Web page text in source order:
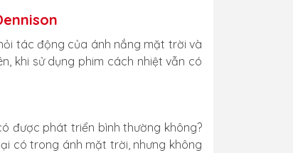
tác động của ánh nắng mặt trời và
khi sử dụng phim cách nhiệt vẫn có
được phát triển bình thường không?
có trong ánh mặt trời, nhưng không